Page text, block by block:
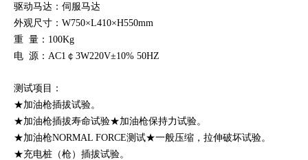
驱动马达：伺服马达
外观尺寸：W750×L410×H550mm
重 量：100Kg
电 源：AC1￠3W220V±10% 50HZ
测试项目：
★加油枪插拔试验。
★加油枪插拔寿命试验★加油枪保持力试验。
★加油枪NORMAL FORCE测试★一般压缩，拉伸破坏试验。
★充电桩（枪）插拔试验。